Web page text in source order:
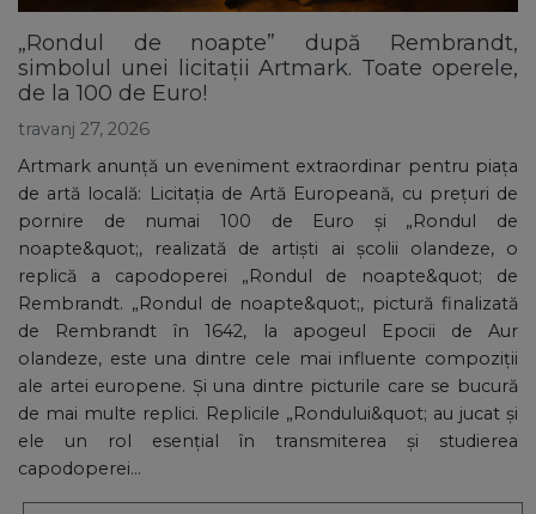
„Rondul de noapte” după Rembrandt,
simbolul unei licitații Artmark. Toate operele,
de la 100 de Euro!
travanj 27, 2026
Artmark anunță un eveniment extraordinar pentru piața
de artă locală: Licitația de Artă Europeană, cu prețuri de
pornire de numai 100 de Euro și „Rondul de
noapte&quot;, realizată de artiști ai școlii olandeze, o
replică a capodoperei „Rondul de noapte&quot; de
Rembrandt. „Rondul de noapte&quot;, pictură finalizată
de Rembrandt în 1642, la apogeul Epocii de Aur
olandeze, este una dintre cele mai influente compoziții
ale artei europene. Și una dintre picturile care se bucură
de mai multe replici. Replicile „Rondului&quot; au jucat și
ele un rol esențial în transmiterea și studierea
capodoperei...